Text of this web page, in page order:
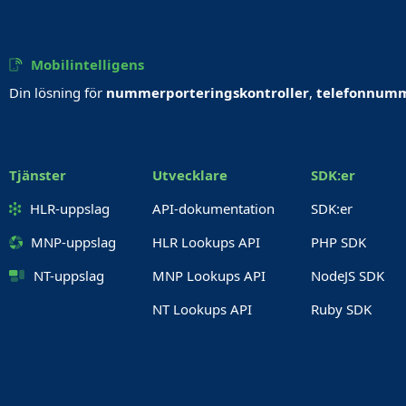
Mobilintelligens
Din lösning för nummerporteringskontroller,
Tjänster
HLR-uppslag
MNP-uppslag
NT-uppslag
Utvecklare
API-dokumentation
HLR Lookups API
MNP Lookups API
NT Lookups API
SDK:er
SDK:er
PHP SDK
NodeJS SDK
Ruby SDK